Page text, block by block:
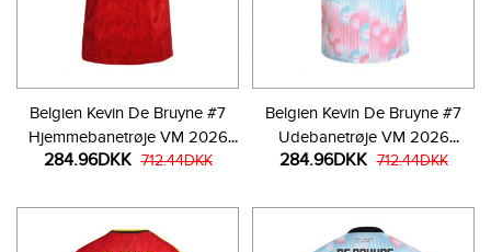
Belgien Kevin De Bruyne #7
Hjemmebanetrøje VM 2026
Kortærmet
284.96DKK 712.44DKK
Belgien Kevin De Bruyne #7
Udebanetrøje VM 2026
Kortærmet
284.96DKK 712.44DKK